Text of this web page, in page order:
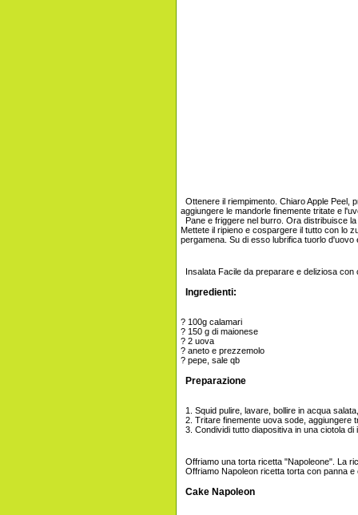
Ottenere il riempimento. Chiaro Apple Peel,
aggiungere le mandorle finemente tritate e
Pane e friggere nel burro. Ora distribuisce
Mettete il ripieno e cospargere il tutto con lo
pergamena. Su di esso lubrifica tuorlo
Insalata Facile da preparare e deliziosa
Ingredienti:
? 100g calamari
? 150 g di maionese
? 2 uova
? aneto e prezzemolo
? pepe, sale qb
Preparazione
1. Squid pulire, lavare, bollire in acqua
2. Tritare finemente uova sode, aggiungere
3. Condividi tutto diapositiva in una ciotola
Offriamo una torta ricetta "Napoleone". La
Offriamo Napoleon ricetta torta con panna
Cake Napoleon